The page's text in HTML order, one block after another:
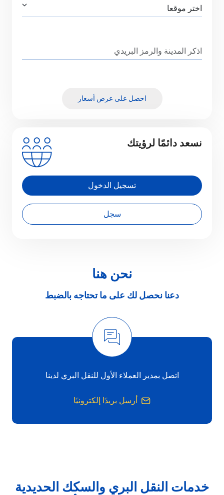
احصل على عرض أسعار
نسعد دائمًا لرؤيتك
تسجيل الدخول
سجل
نحن هنا
دعنا نحصل لك على ما تحتاجه بالضبط
اتصل بمدير العملاء الأول للنقل البري لدينا
أرسل بريدًا إلكترونيًا
خدمات النقل البري والسكك الحديدية